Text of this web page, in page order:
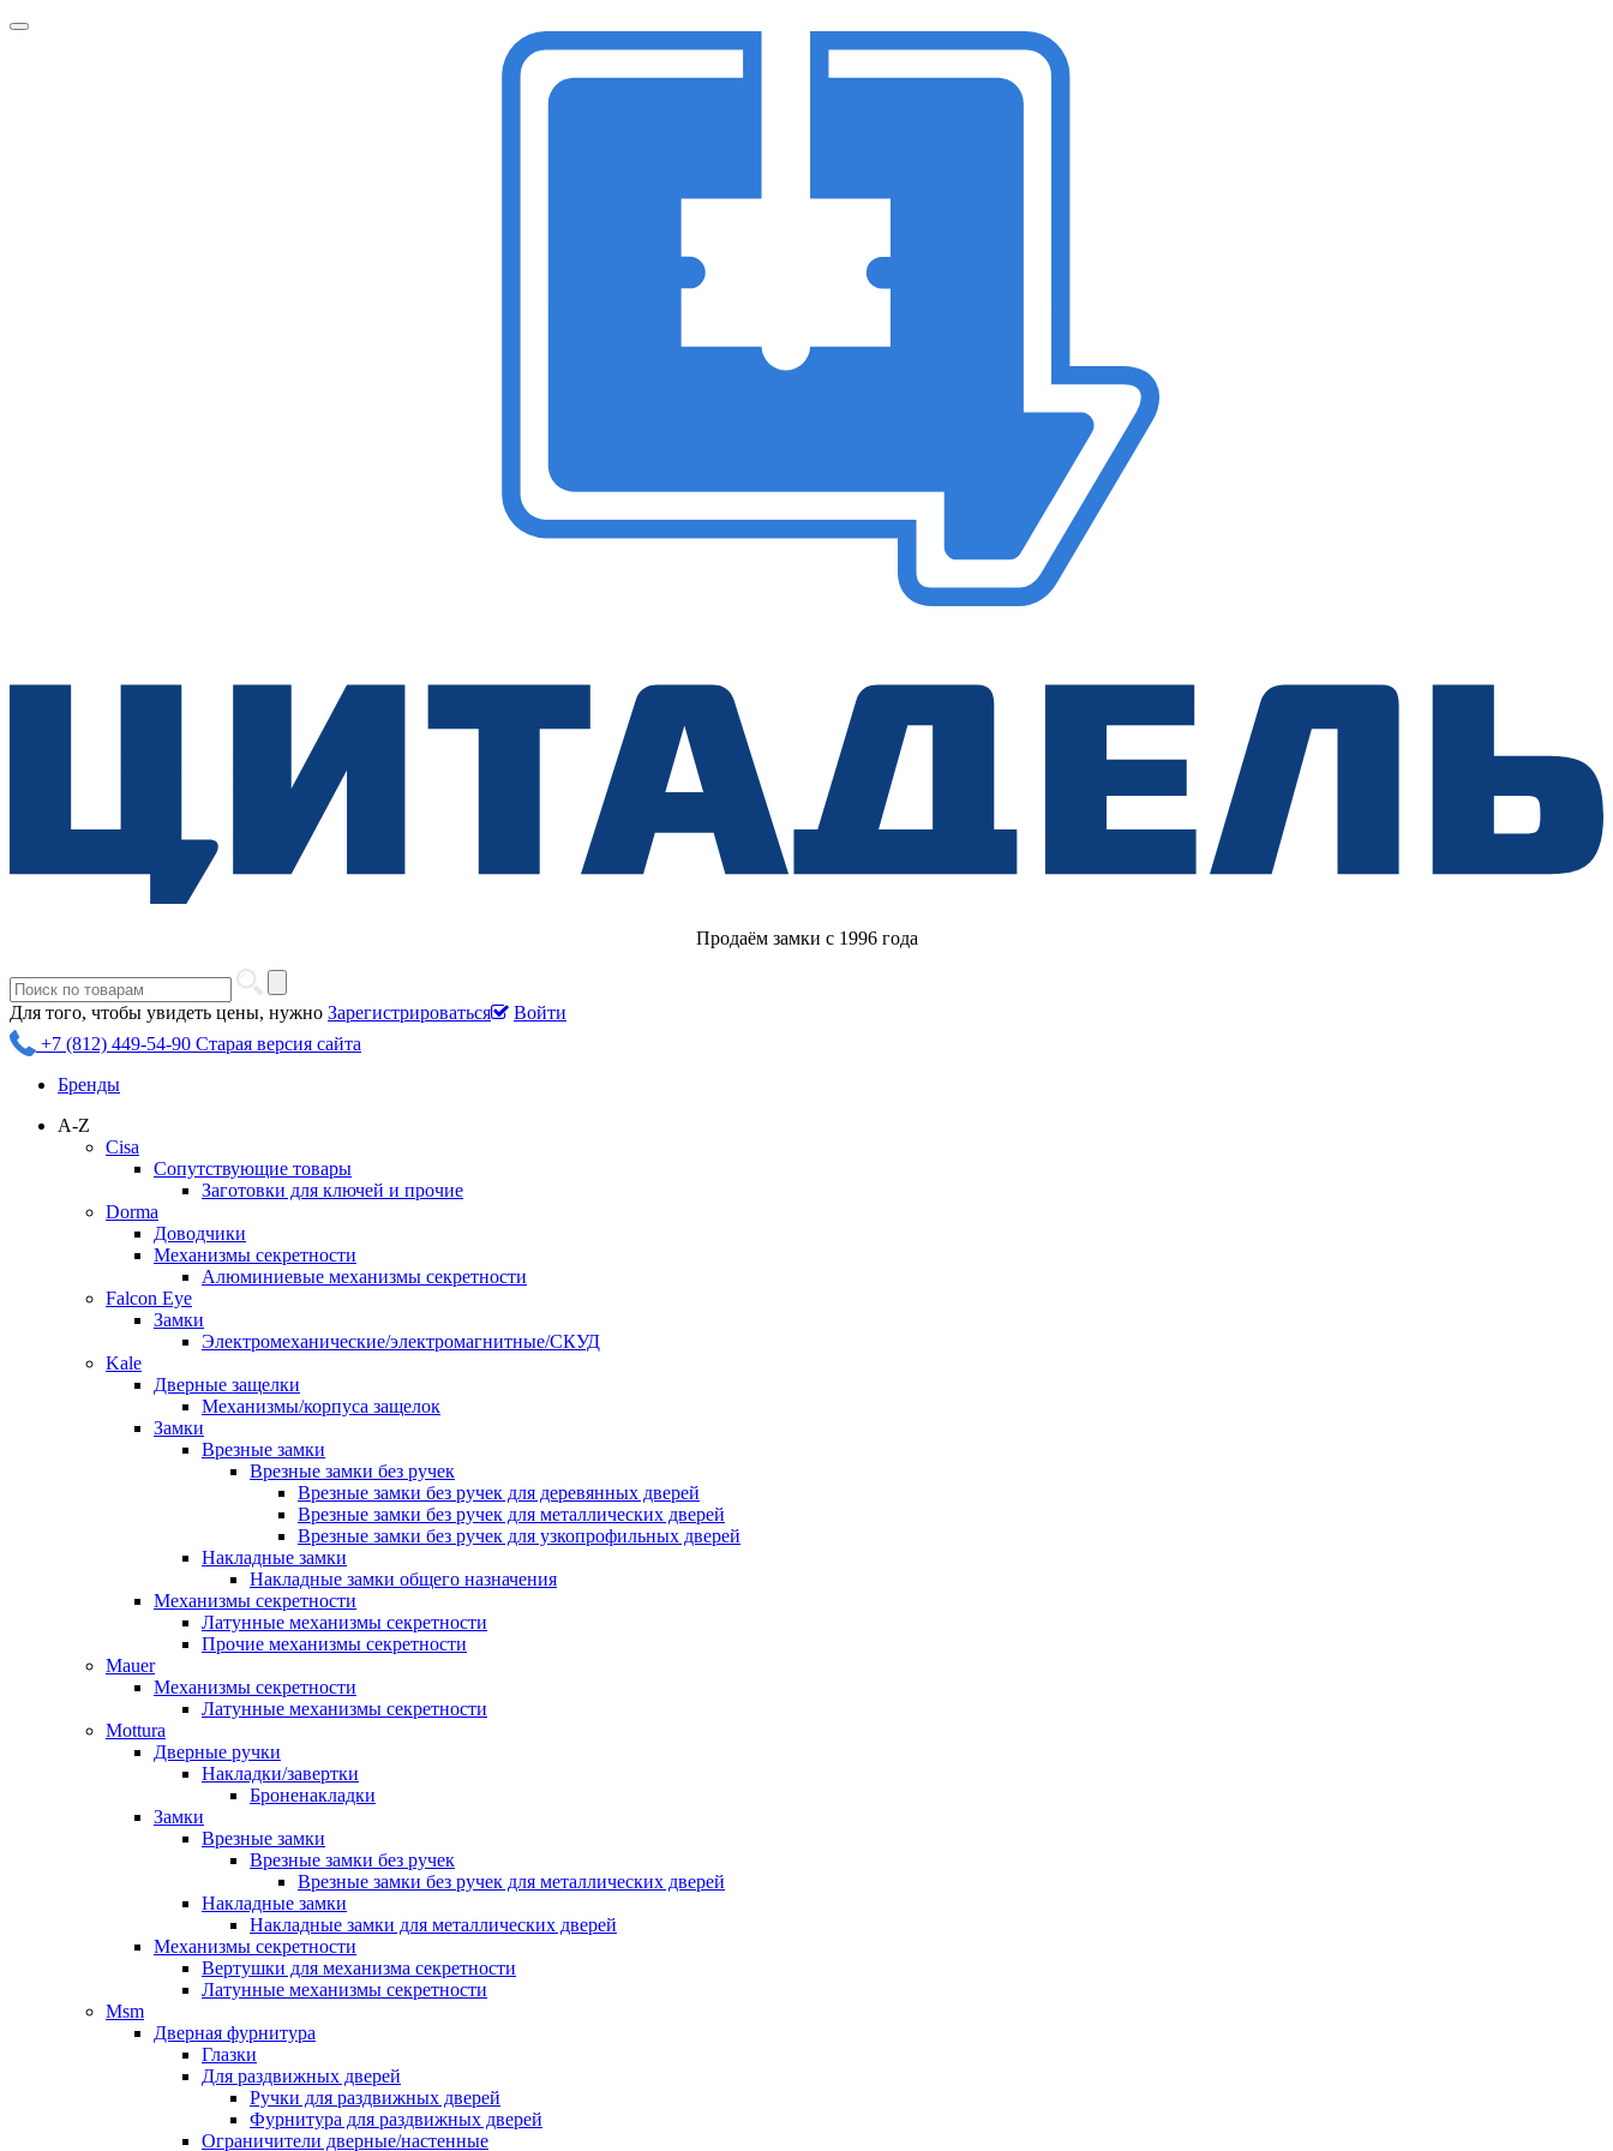
Продаём замки с 1996 года
Для того, чтобы увидеть цены, нужно Зарегистрироваться
Войти
+7 (812) 449-54-90 Старая версия сайта
Бренды
A-Z
Cisa
Сопутствующие товары
Заготовки для ключей и прочие
Dorma
Доводчики
Механизмы секретности
Алюминиевые механизмы секретности
Falcon Eye
Замки
Электромеханические/электромагнитные/СКУД
Kale
Дверные защелки
Механизмы/корпуса защелок
Замки
Врезные замки
Врезные замки без ручек
Врезные замки без ручек для деревянных дверей
Врезные замки без ручек для металлических дверей
Врезные замки без ручек для узкопрофильных дверей
Накладные замки
Накладные замки общего назначения
Механизмы секретности
Латунные механизмы секретности
Прочие механизмы секретности
Mauer
Механизмы секретности
Латунные механизмы секретности
Mottura
Дверные ручки
Накладки/завертки
Броненакладки
Замки
Врезные замки
Врезные замки без ручек
Врезные замки без ручек для металлических дверей
Накладные замки
Накладные замки для металлических дверей
Механизмы секретности
Вертушки для механизма секретности
Латунные механизмы секретности
Msm
Дверная фурнитура
Глазки
Для раздвижных дверей
Ручки для раздвижных дверей
Фурнитура для раздвижных дверей
Ограничители дверные/настенные